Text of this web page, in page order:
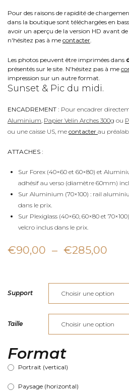
Pour des raisons de rapidité de
dans la boutique sont téléchargées en
avoir un aperçu de la version HD avant
n'hésitez pas à me contacter.
Les photos peuvent être imprimées dans
présentés sur le site. N'hésitez pas à me
impression sur un autre format.
Sunset & Pic du midi.
ENCADREMENT : Pour encadrer
Aluminium, Papier Velin Arches 300g ou
ou une caisse US, me contacter au
ATTACHES :
Sur Forex (40×60 et 60×80) et
adhésif au verso (diamètre 60mm)
Sur Aluminium (70×100) : rail
dans le prix.
Sur Plexiglass (40×60, 60×80 et
velcro inclus dans le prix.
€90,00 – €285,00
prix
à
Support
Taille
Format
Portrait (vertical)
Paysage (horizontal)